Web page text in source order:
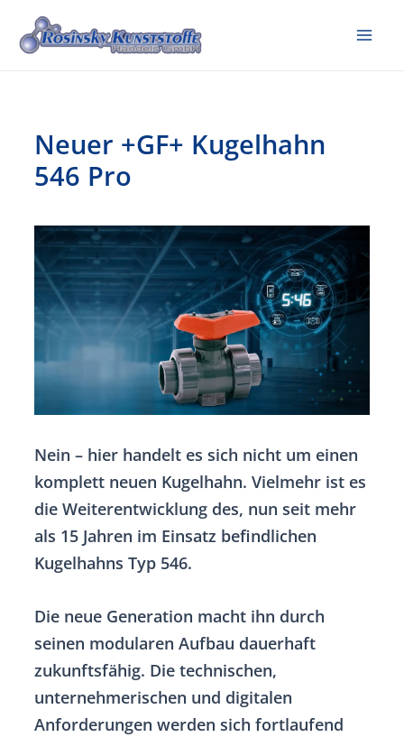
Inhalt
Neuer +GF+ Kugelhahn
546 Pro
Nein – hier handelt es sich nicht um einen
komplett neuen Kugelhahn. Vielmehr ist es
die Weiterentwicklung des, nun seit mehr
als 15 Jahren im Einsatz befindlichen
Kugelhahns Typ 546.
Die neue Generation macht ihn durch
seinen modularen Aufbau dauerhaft
zukunftsfähig. Die technischen,
unternehmerischen und digitalen
Anforderungen werden sich fortlaufend